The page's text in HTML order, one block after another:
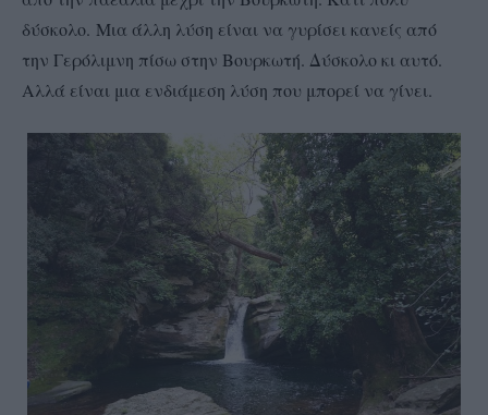
δύσκολο. Μια άλλη λύση είναι να γυρίσει κανείς από
την Γερόλιμνη πίσω στην Βουρκωτή. Δύσκολο κι αυτό.
Αλλά είναι μια ενδιάμεση λύση που μπορεί να γίνει.